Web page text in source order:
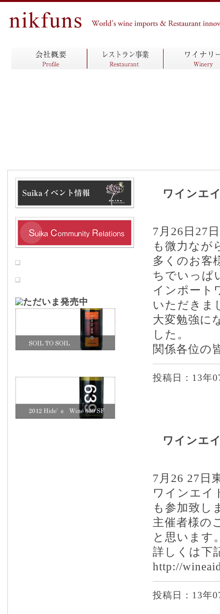
ワインエ
7月26日27
も微力なが
多くのお客
ちでいっぱ
インポート
いただきま
大変勉強に
した。
関係各位の
投稿日：13年
ワインエ
7月26 27日
ワインエイ
も参加致し
主催者様の
と思います
詳しくは下
http://
投稿日：13年